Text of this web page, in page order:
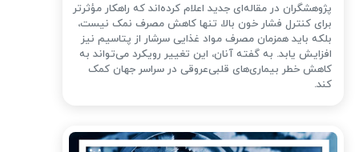
پژوهشگران در مقاله‌ای جدید اعلام کرده‌اند که راهکار مؤثرتر
برای کنترل فشار خون بالا، تنها کاهش مصرف نمک نیست،
بلکه باید همزمان مصرف مواد غذایی سرشار از پتاسیم نیز
افزایش یابد. به گفته آنان، این تغییر رویکرد می‌تواند به
کاهش خطر بیماری‌های قلبی‌عروقی در سراسر جهان کمک
کند.